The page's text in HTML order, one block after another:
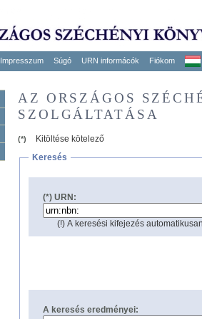
Impresszum Súgó URN informácók Fiókom
AZ ORSZÁGOS
SZOLGÁLTATÁSA
(*)
Kitöltése kötelező
Keresés
(*) URN:
(!) A keresési kifejezés
A keresés eredményei: